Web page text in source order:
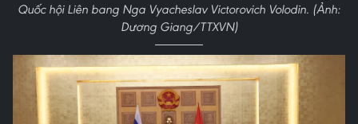
Quốc hội Liên bang Nga Vyacheslav Victorovich Volodin. (Ảnh:
Dương Giang/TTXVN)